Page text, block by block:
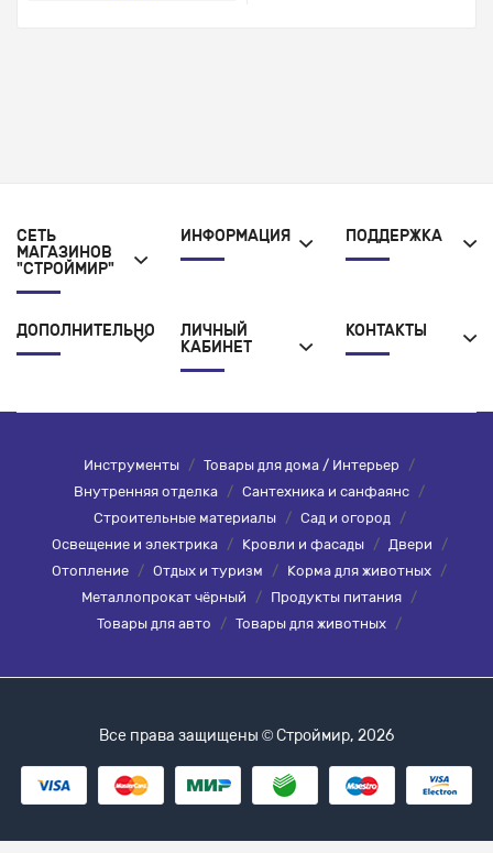
СЕТЬ
МАГАЗИНОВ
"СТРОЙМИР"
ИНФОРМАЦИЯ ПОДДЕРЖКА
ДОПОЛНИТЕЛЬНО
ЛИЧНЫЙ
КАБИНЕТ
КОНТАКТЫ
Инструменты / Товары для дома / Интерьер /
Внутренняя отделка / Сантехника и санфаянс /
Строительные материалы
/ Сад и огород
/
Освещение и электрика
/ Кровли и фасады / Двери
/
Отопление / Отдых и туризм / Корма для животных /
Металлопрокат чёрный
/ Продукты питания /
Товары для авто
/ Товары для животных /
Все права защищены © Строймир, 2026